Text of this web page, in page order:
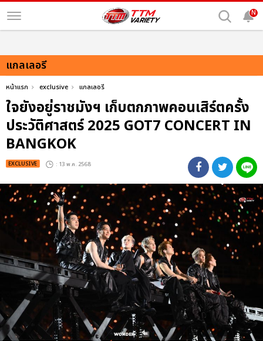
N
แกลเลอรี
หน้าแรก exclusive แกลเลอรี
ใจยังอยู่ราชมังฯ เก็บตกภาพคอนเสิร์ตครั้ง
ประวัติศาสตร์ 2025 GOT7 CONCERT IN
BANGKOK
EXCLUSIVE : 13 พ.ค. 2568